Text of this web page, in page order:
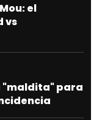
el
vs
"maldita" para